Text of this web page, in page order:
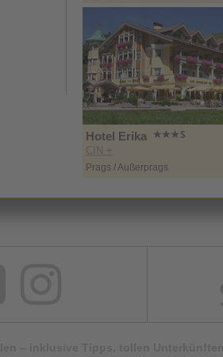
Hotel Erika
CIN +
Prags / Außerprags